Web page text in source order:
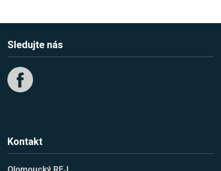
Sledujte nás
Kontakt